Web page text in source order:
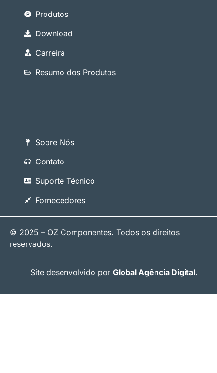
Produtos
Download
Carreira
Resumo dos Produtos
Sobre Nós
Contato
Suporte Técnico
Fornecedores
© 2025 – OZ Componentes. Todos os direitos
reservados.
Site desenvolvido por Global Agência Digital.